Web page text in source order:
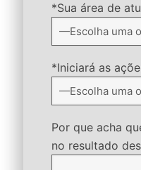
*Sua área de
*Iniciará as
Por que acha
no resultado